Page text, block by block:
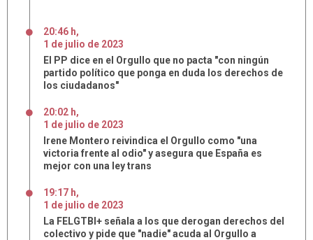
20:46 h,
1 de julio de 2023
El PP dice en el Orgullo que no pacta "con ningún
partido político que ponga en duda los derechos de
los ciudadanos"
20:02 h,
1 de julio de 2023
Irene Montero reivindica el Orgullo como "una
victoria frente al odio" y asegura que España es
mejor con una ley trans
19:17 h,
1 de julio de 2023
La FELGTBI+ señala a los que derogan derechos del
colectivo y pide que "nadie" acuda al Orgullo a